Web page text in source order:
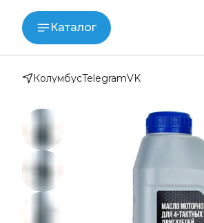
Каталог
КолумбусTelegramVK